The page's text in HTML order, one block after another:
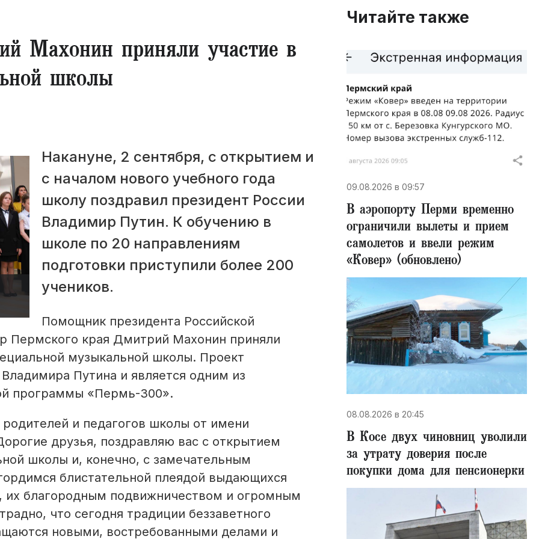
Махонин приняли участие в
школы
Накануне, 2 сентября, с открытием и
с началом нового учебного года
школу поздравил президент России
Владимир Путин. К обучению в
школе по 20 направлениям
подготовки приступили более 200
учеников.
Помощник президента Российской
Пермского края Дмитрий Махонин приняли
музыкальной школы. Проект
Путина и является одним из
программы «Пермь-300».
и педагогов школы от имени
друзья, поздравляю вас с открытием
школы и, конечно, с замечательным
блистательной плеядой выдающихся
их благородным подвижничеством и огромным
что сегодня традиции беззаветного
новыми, востребованными делами и
Читайте также
09.08.2026 в 09:57
В аэропорту Перми временно
ограничили вылеты и прием
самолетов и ввели режим
«Ковер» (обновлено)
08.08.2026 в 20:45
В Косе двух чиновниц уволили
за утрату доверия после
покупки дома для пенсионерки